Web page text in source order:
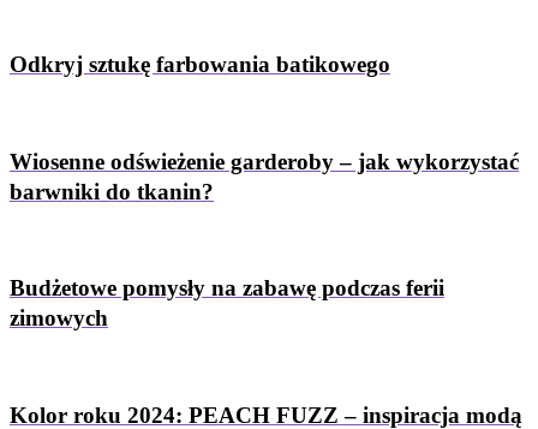
Odkryj sztukę farbowania batikowego
Wiosenne odświeżenie garderoby – jak wykorzystać
barwniki do tkanin?
Budżetowe pomysły na zabawę podczas ferii
zimowych
Kolor roku 2024: PEACH FUZZ – inspiracja modą